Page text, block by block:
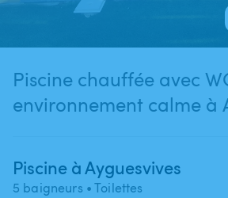
Piscine chauffée avec
environnement calme à
Piscine à Ayguesvives
5 baigneurs • Toilettes